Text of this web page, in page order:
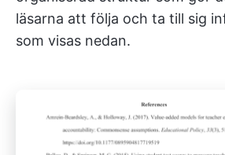
läsarna att följa och ta till sig
som visas nedan.